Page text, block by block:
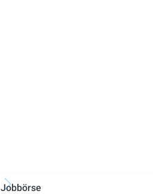
Jobbörse